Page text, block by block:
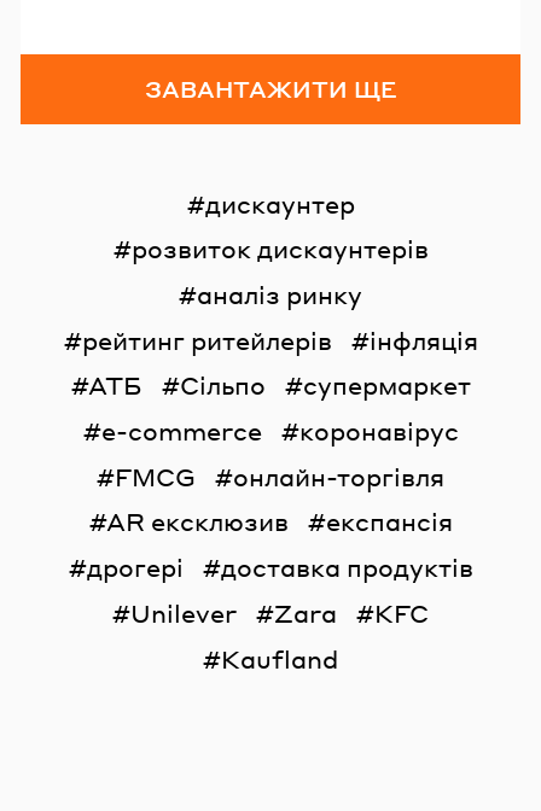
ЗАВАНТАЖИТИ ЩЕ
дискаунтер
розвиток дискаунтерів
аналіз ринку
рейтинг ритейлерів
інфляція
АТБ
Сільпо
супермаркет
e-commerce
коронавірус
FMCG
онлайн-торгівля
AR ексклюзив
експансія
дрогері
доставка продуктів
Unilever
Zara
KFC
Kaufland